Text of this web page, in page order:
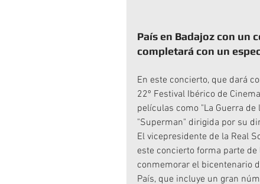
País en Badajoz con un
completará con un
En este concierto, que dará
22º Festival Ibérico de
películas como "La Guerra de
"Superman" dirigida por su
El vicepresidente de la Real
este concierto forma parte
conmemorar el bicentenario
País, que incluye un gran